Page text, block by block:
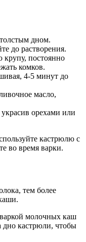
дном.
до растворения.
крупу, постоянно
комков.
4-5 минут до
масло,
орехами или
кастрюлю с
во время варки.
тем более
молочных каш
дно кастрюли, чтобы